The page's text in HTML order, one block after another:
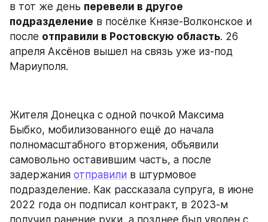
в тот же день перевели в другое
подразделение в посёлке Князе-Волконское и
после отправили в Ростовскую область. 26
апреля Аксёнов вышел на связь уже из-под
Мариуполя.
Жителя Донецка с одной почкой Максима
Быбко, мобилизованного ещё до начала
полномасштабного вторжения, объявили
самовольно оставившим часть, а после
задержания отправили в штурмовое
подразделение. Как рассказала супруга, в июне
2022 года он подписал контракт, в 2023-м
получил ранение руки, а позднее был уволен с